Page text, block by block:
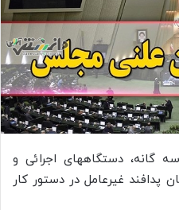
گانه، دستگاههای اجرائی و
پدافند غیرعامل در دستور کار